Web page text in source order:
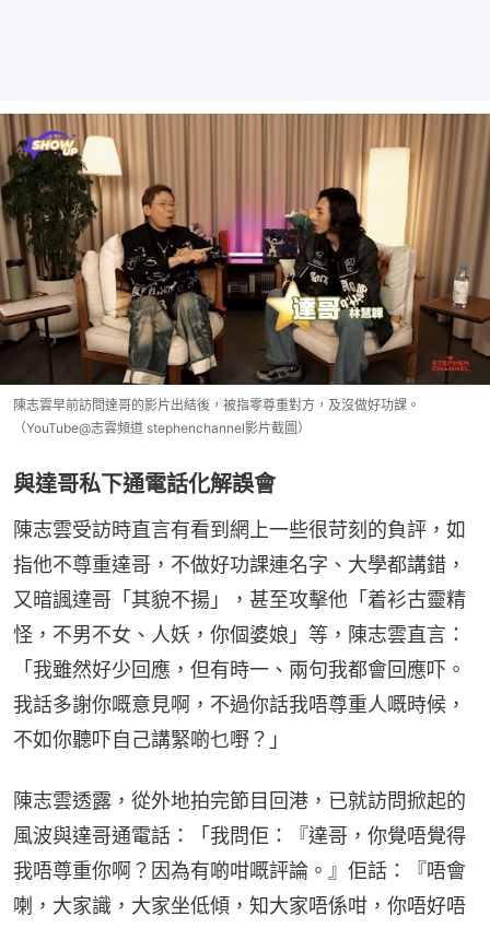
陳志雲早前訪問達哥的影片出結後，被指零尊重對方，及沒做好功課。
（YouTube@志雲頻道 stephenchannel影片截圖）
與達哥私下通電話化解誤會
陳志雲受訪時直言有看到網上一些很苛刻的負評，如
指他不尊重達哥，不做好功課連名字、大學都講錯，
又暗諷達哥「其貌不揚」，甚至攻擊他「着衫古靈精
怪，不男不女、人妖，你個婆娘」等，陳志雲直言：
「我雖然好少回應，但有時一、兩句我都會回應吓。
我話多謝你嘅意見啊，不過你話我唔尊重人嘅時候，
不如你聽吓自己講緊啲乜嘢？」
陳志雲透露，從外地拍完節目回港，已就訪問掀起的
風波與達哥通電話：「我問佢：『達哥，你覺唔覺得
我唔尊重你啊？因為有啲咁嘅評論。』佢話：『唔會
喇，大家識，大家坐低傾，知大家唔係咁，你唔好唔